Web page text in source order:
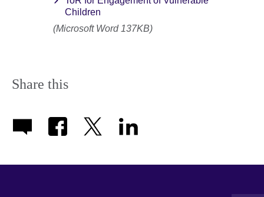
Children
(Microsoft Word 137KB)
Share this